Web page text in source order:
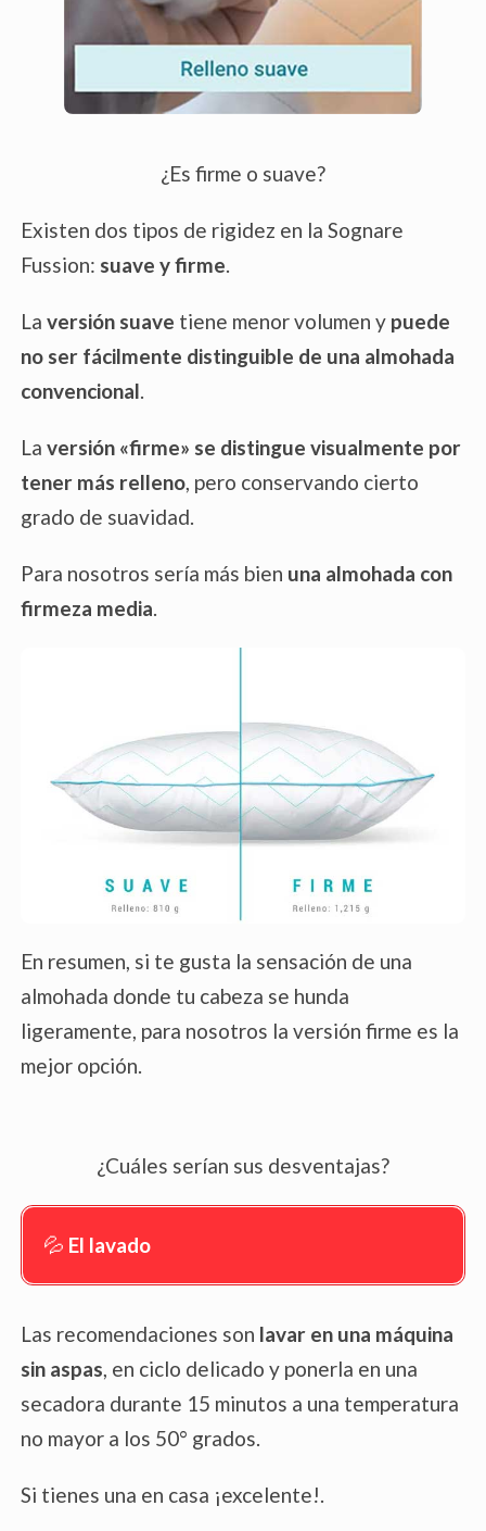
¿Es firme o suave?
Existen dos tipos de rigidez en la Sognare
Fussion: suave y firme.
La versión suave tiene menor volumen y puede
no ser fácilmente distinguible de una almohada
convencional.
La versión «firme» se distingue visualmente por
tener más relleno, pero conservando cierto
grado de suavidad.
Para nosotros sería más bien una almohada con
firmeza media.
En resumen, si te gusta la sensación de una
almohada donde tu cabeza se hunda
ligeramente, para nosotros la versión firme es la
mejor opción.
¿Cuáles serían sus desventajas?
💦 El lavado
Las recomendaciones son lavar en una máquina
sin aspas, en ciclo delicado y ponerla en una
secadora durante 15 minutos a una temperatura
no mayor a los 50° grados.
Si tienes una en casa ¡excelente!.